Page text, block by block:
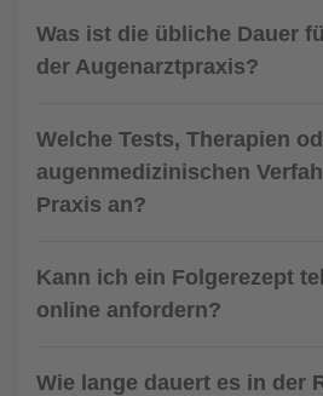
Was ist die übliche Dauer
der Augenarztpraxis?
Welche Tests, Therapien
augenmedizinischen
Praxis an?
Kann ich ein Folgerezept
online anfordern?
Wie lange dauert es in der